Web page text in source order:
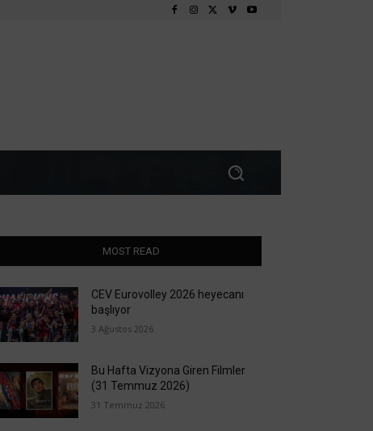
MOST READ
CEV Eurovolley 2026 heyecanı
başlıyor
3 Ağustos 2026
Bu Hafta Vizyona Giren Filmler
(31 Temmuz 2026)
31 Temmuz 2026